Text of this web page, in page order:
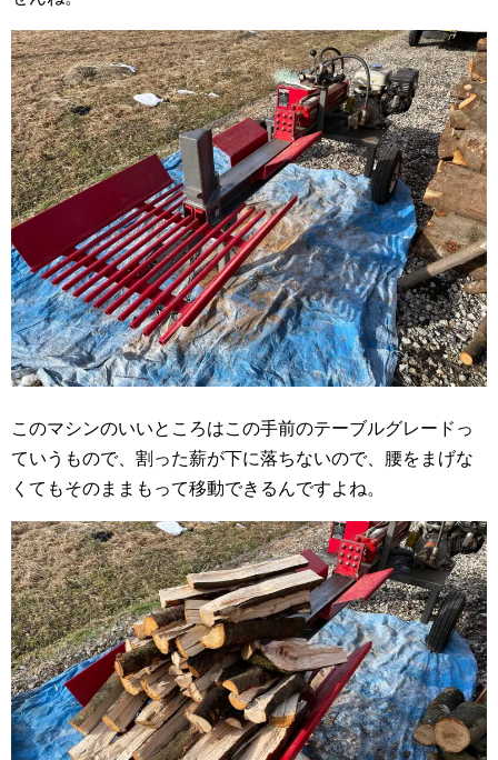
このマシンのいいところはこの手前のテーブルグレードっ
ていうもので、割った薪が下に落ちないので、腰をまげな
くてもそのままもって移動できるんですよね。